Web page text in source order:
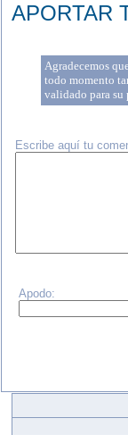
APORTAR
Agradecemos
todo momento
validado para su
Escribe aquí tu
Apodo: